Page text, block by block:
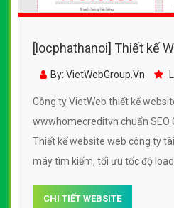
[locphathanoi] Thiết kế
tài chính -
By: VietWebGroup.Vn
Công ty VietWeb thiết kế
wwwhomecreditvn chuẩn SEO
Thiết kế website web công ty
máy tìm kiếm, tối ưu tốc độ
ty tài chính wwwhomecreditvn
CHI TIẾT WEBSITE